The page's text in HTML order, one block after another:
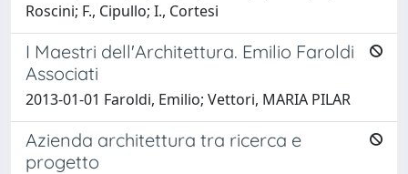
Roscini; F., Cipullo; I., Cortesi
I Maestri dell'Architettura. Emilio Faroldi
Associati
2013-01-01 Faroldi, Emilio; Vettori, MARIA PILAR
Azienda architettura tra ricerca e
progetto